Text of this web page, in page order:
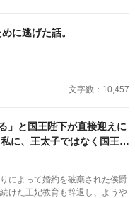
時には解消されるものと考え
と王子から溢れるほどの愛を
ガバースBLです。
に逃げた話。
文字数：10,457
」と国王陛下が直接迎えに
に、王太子ではなく国王陛